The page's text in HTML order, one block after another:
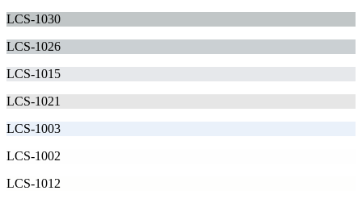
LCS-1030
LCS-1026
LCS-1015
LCS-1021
LCS-1003
LCS-1002
LCS-1012